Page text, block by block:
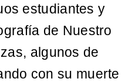
estudiantes y
de Nuestro
algunos de
con su muerte